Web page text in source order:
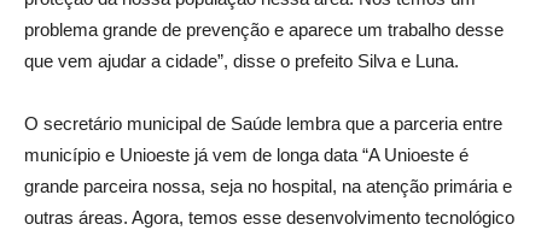
problema grande de prevenção e aparece um trabalho desse
que vem ajudar a cidade”, disse o prefeito Silva e Luna.
O secretário municipal de Saúde lembra que a parceria entre
município e Unioeste já vem de longa data “A Unioeste é
grande parceira nossa, seja no hospital, na atenção primária e
outras áreas. Agora, temos esse desenvolvimento tecnológico